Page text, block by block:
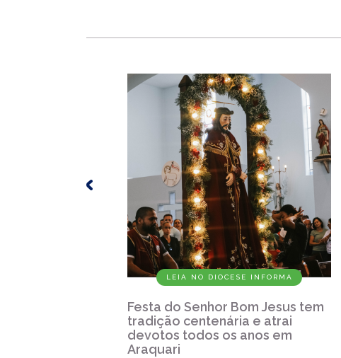
LEIA NO DIOCESE INFORMA
Festa do Senhor Bom Jesus tem
tradição centenária e atrai
devotos todos os anos em
Araquari